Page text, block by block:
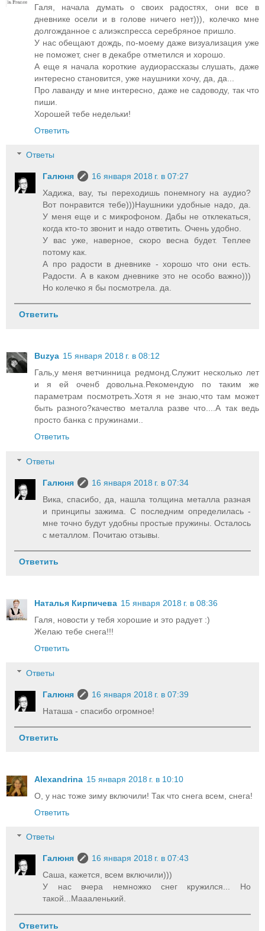
Галя, начала думать о своих радостях, они все в
дневнике осели и в голове ничего нет))), колечко мне
долгожданное с алиэкспресса серебряное пришло.
У нас обещают дождь, по-моему даже визуализация уже
не поможет, снег в декабре отметился и хорошо.
А еще я начала короткие аудиорассказы слушать, даже
интересно становится, уже наушники хочу, да, да...
Про лаванду и мне интересно, даже не садоводу, так что
пиши.
Хорошей тебе недельки!
Ответить
Ответы
Галюня
16 января 2018 г. в 07:27
Хадижа, вау, ты переходишь понемногу на аудио?
Вот понравится тебе)))Наушники удобные надо, да.
У меня еще и с микрофоном. Дабы не отклекаться,
когда кто-то звонит и надо ответить. Очень удобно.
У вас уже, наверное, скоро весна будет. Теплее
потому как.
А про радости в дневнике - хорошо что они есть.
Радости. А в каком дневнике это не особо важно)))
Но колечко я бы посмотрела. да.
Ответить
Buzya 15 января 2018 г. в 08:12
Галь,у меня ветчинница редмонд.Служит несколько лет
и я ей оченб довольна.Рекомендую по таким же
параметрам посмотреть.Хотя я не знаю,что там может
быть разного?качество металла разве что....А так ведь
просто банка с пружинами..
Ответить
Ответы
Галюня
16 января 2018 г. в 07:34
Вика, спасибо, да, нашла толщина металла разная
и принципы зажима. С последним определилась -
мне точно будут удобны простые пружины. Осталось
с металлом. Почитаю отзывы.
Ответить
Наталья Кирпичева 15 января 2018 г. в 08:36
Галя, новости у тебя хорошие и это радует :)
Желаю тебе снега!!!
Ответить
Ответы
Галюня
16 января 2018 г. в 07:39
Наташа - спасибо огромное!
Ответить
Alexandrina 15 января 2018 г. в 10:10
О, у нас тоже зиму включили! Так что снега всем, снега!
Ответить
Ответы
Галюня
16 января 2018 г. в 07:43
Саша, кажется, всем включили)))
У нас вчера немножко снег кружился... Но
такой...Маааленький.
Ответить